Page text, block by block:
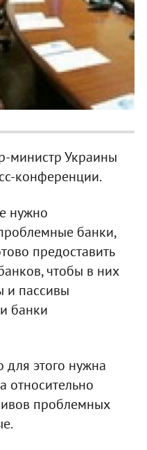
министр Украины
конференции.
нужно
банки,
предоставить
чтобы в них
и пассивы
банки
для этого нужна
относительно
проблемных